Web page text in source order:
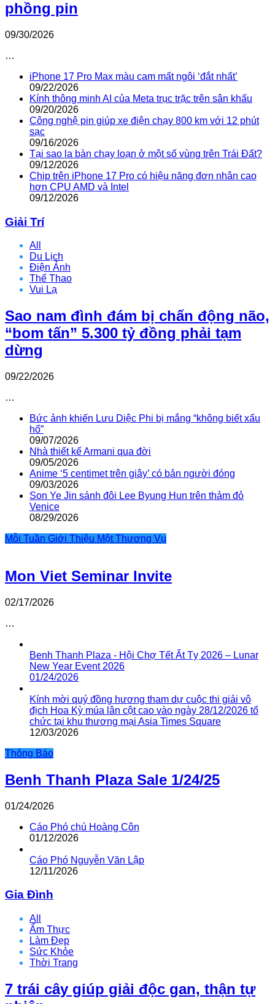
phồng pin
09/30/2026
…
iPhone 17 Pro Max màu cam mất ngôi ‘đắt nhất’
09/22/2026
Kính thông minh AI của Meta trục trặc trên sân khấu
09/20/2026
Công nghệ pin giúp xe điện chạy 800 km với 12 phút
sạc
09/16/2026
Tại sao la bàn chạy loạn ở một số vùng trên Trái Đất?
09/12/2026
Chip trên iPhone 17 Pro có hiệu năng đơn nhân cao
hơn CPU AMD và Intel
09/12/2026
Giải Trí
All
Du Lịch
Điện Ảnh
Thể Thao
Vui Lạ
Sao nam đình đám bị chấn động não,
“bom tấn” 5.300 tỷ đồng phải tạm
dừng
09/22/2026
…
Bức ảnh khiến Lưu Diệc Phi bị mắng “không biết xấu
hổ”
09/07/2026
Nhà thiết kế Armani qua đời
09/05/2026
Anime ‘5 centimet trên giây’ có bản người đóng
09/03/2026
Son Ye Jin sánh đôi Lee Byung Hun trên thảm đỏ
Venice
08/29/2026
Mỗi Tuần Giới Thiệu Một Thương Vụ
Mon Viet Seminar Invite
02/17/2026
…
Benh Thanh Plaza - Hội Chợ Tết Ất Tỵ 2026 – Lunar
New Year Event 2026
01/24/2026
Kính mời quý đồng hương tham dự cuộc thi giải vô
địch Hoa Kỳ múa lân cột cao vào ngày 28/12/2026 tổ
chức tại khu thương mại Asia Times Square
12/03/2026
Thông Báo
Benh Thanh Plaza Sale 1/24/25
01/24/2026
Cáo Phó chú Hoàng Côn
01/12/2026
Cáo Phó Nguyễn Văn Lập
12/11/2026
Gia Đình
All
Ẩm Thực
Làm Đẹp
Sức Khỏe
Thời Trang
7 trái cây giúp giải độc gan, thận tự